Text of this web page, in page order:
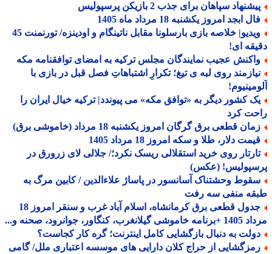
سپاهان برای جذب 2 بازیکن پرسپولیس
ابجد امروز یکشنبه 18 مرداد ماه 1405
ویدیو| خلاصه بازی بارسلونا مقابل ناتینگام و اودینزه/ تورنمنت 45
ای!
عجیب نمایندگان مجلس ترکیه به امضای توافقنامه مکه
روی لبه ی تیغ؛ تکرارِ اشتباهاتِ فصل قبل در بازی با
کشور دیگر به «توافق مکه» می پیوندد| ترکیه خیال ایران را
کرد
قطعی برق گرگان امروز یکشنبه 18 مرداد (خاموشی برق)
دلار، طلا و سکه امروز 18 مرداد 1405
روی خرید استقلالی ریسک نکرد؛/ جلالی لای زرورق در
(عکس)
وحشتناک آسانسور در پاساژ علاءالدین / کابین مرگ به
منفی سه رفت
جدول قطعی برق کرمانشاه، اسلام آباد غرب و سنقر امروز 18
کنگاور، جوانرود، صحنه و...
به دنبال بازگشایی کامل اینترنت؛ گره کار کجاست؟
از حراج کلان دارایی های موسسه اعتباری ملل/ گامی